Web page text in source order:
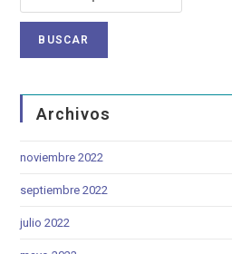
Archivos
noviembre 2022
septiembre 2022
julio 2022